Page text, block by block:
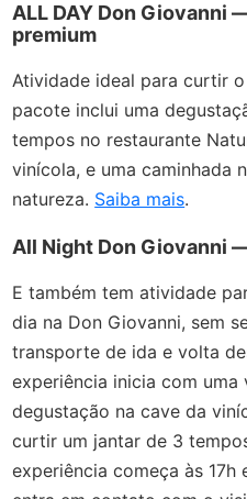
ALL DAY Don Giovanni
premium
Atividade ideal para curtir
pacote inclui uma
tempos no restaurante
vinícola, e uma caminhada
natureza. Saiba mais.
All Night Don Giovanni
E também tem atividade
dia na Don Giovanni, sem
transporte de ida e volta
experiência inicia com uma
degustação na cave da
curtir um jantar de 3
experiência começa às 17h